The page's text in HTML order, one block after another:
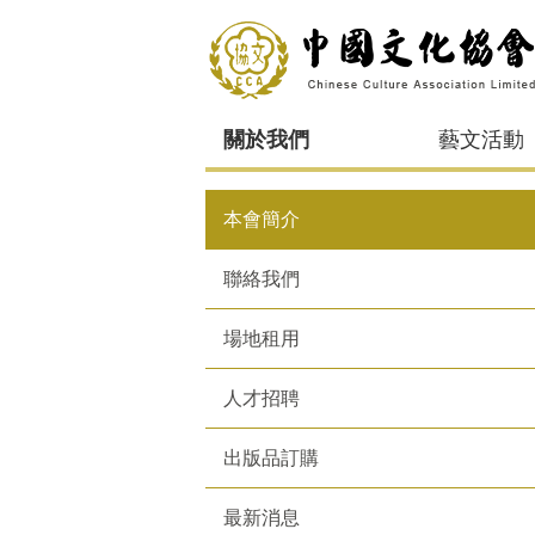
關於我們 藝文活動
本會簡介
聯絡我們
場地租用
人才招聘
出版品訂購
最新消息